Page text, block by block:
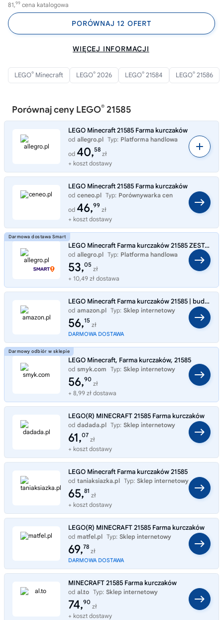
81,99 cena katalogowa
PORÓWNAJ 12 OFERT
WIĘCEJ INFORMACJI
LEGO® Minecraft LEGO® 2026 LEGO® 21584 LEGO® 21586
Porównaj ceny LEGO® 21585
LEGO Minecraft 21585 Farma kurczaków
od allegro.pl Typ: Platforma handlowa
od 40,58
zł
+ koszt dostawy
LEGO Minecraft 21585 Farma kurczaków
od ceneo.pl Typ: Porównywarka cen
od 46,99
zł
+ koszt dostawy
LEGO Minecraft Farma kurczaków 21585 ZESTAW KLOCKÓW ZOMBIE LIS
od allegro.pl Typ: Platforma handlowa
53,05
zł
+ 10,49 zł dostawa
LEGO Minecraft Farma kurczaków 21585 | budowla Minecraft, zestaw ze zwierzętami, prezent dla fana Minecrafta 7+, 233 ele
od amazon.pl Typ: Sklep internetowy
56,15
zł
DARMOWA DOSTAWA
LEGO Minecraft, Farma kurczaków, 21585
od smyk.com Typ: Sklep internetowy
56,90
zł
+ 8,99 zł dostawa
LEGO(R) MINECRAFT 21585 Farma kurczaków
od dadada.pl Typ: Sklep internetowy
61,07
zł
+ koszt dostawy
LEGO Minecraft Farma kurczaków 21585
od taniaksiazka.pl Typ: Sklep internetowy
65,81
zł
+ koszt dostawy
LEGO(R) MINECRAFT 21585 Farma kurczaków
od matfel.pl Typ: Sklep internetowy
69,78
zł
DARMOWA DOSTAWA
MINECRAFT 21585 Farma kurczaków
od al.to Typ: Sklep internetowy
74,90
zł
+ koszt dostawy